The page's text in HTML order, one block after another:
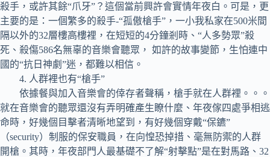
殺手，或許其餘“爪牙”？這個當前興許會實情年夜白。可是，更
主要的是：一個繁多的殺手-“孤傲槍手”，一小我私家在500米間
隔以外的32層樓高樓裡，在短短的4分鐘剎時、“人多勢眾”殺
死、殺傷586名無辜的音樂會聽眾， 如許的故事變節，生怕連中
國的“抗日神劇”迷，都難以相信。
4. 人群裡也有“槍手”
依據餐與加入音樂會的倖存者聲稱，槍手就在人群裡。。。
就在音樂會的聽眾還沒有弄明確產生瞭什麼、年夜傢四處爭相逃
命時，好幾個目擊者清晰地望到，有好幾個穿戴“保鑣”
（security）制服的保安職員，在向惶恐掉措、毫無防禦的人群
開槍。其時，年夜部門人最基礎不了解“射擊點”是在對馬路、32